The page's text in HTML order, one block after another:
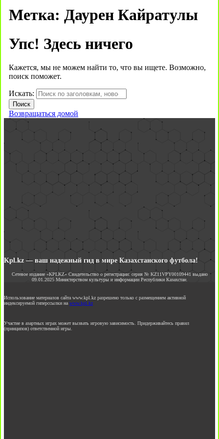
Метка: Даурен Кайратулы
Упс! Здесь ничего
Кажется, мы не можем найти то, что вы ищете. Возможно,
поиск поможет.
Искать:
Возвращаться домой
Kpl.kz — ваш надежный гид в мире Казахстанского футбола!
Сетевое издание «KPLKZ» Свидетельство о регистрации: серия № KZ11VPY00109441 выдано
09.01.2025 Министерством культуры и информации Республики Казахстан.
Использование материалов сайта www.kpl.kz разрешено только с размещением активной
индексируемой гиперссылки на www.kpl.kz
Участие в азартных играх может вызвать игровую зависимость. Придерживайтесь правил
(принципов) ответственной игры.